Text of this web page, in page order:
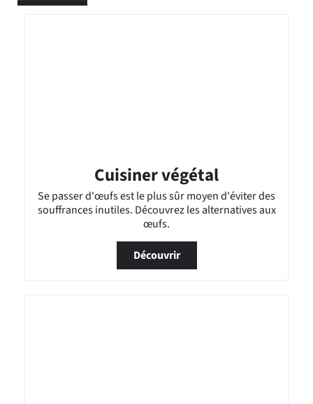
Cuisiner végétal
Se passer d'œufs est le plus sûr moyen d'éviter des
souffrances inutiles. Découvrez les alternatives aux
œufs.
Découvrir